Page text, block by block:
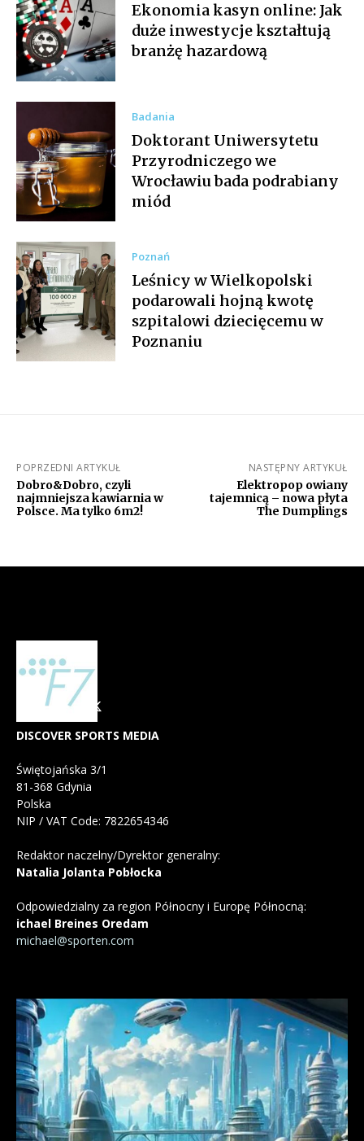
Ekonomia kasyn online: Jak
duże inwestycje kształtują
branżę hazardową
Badania
Doktorant Uniwersytetu
Przyrodniczego we
Wrocławiu bada podrabiany
miód
Poznań
Leśnicy w Wielkopolski
podarowali hojną kwotę
szpitalowi dziecięcemu w
Poznaniu
POPRZEDNI ARTYKUŁ
Dobro&Dobro, czyli
najmniejsza kawiarnia w
Polsce. Ma tylko 6m2!
NASTĘPNY ARTYKUŁ
Elektropop owiany
tajemnicą – nowa płyta
The Dumplings
DISCOVER SPORTS MEDIA
Świętojańska 3/1
81-368 Gdynia
Polska
NIP / VAT Code: 7822654346
Redaktor naczelny/Dyrektor generalny:
Natalia Jolanta Pobłocka
Odpowiedzialny za region Północny i Europę Północną:
ichael Breines Oredam
michael@sporten.com